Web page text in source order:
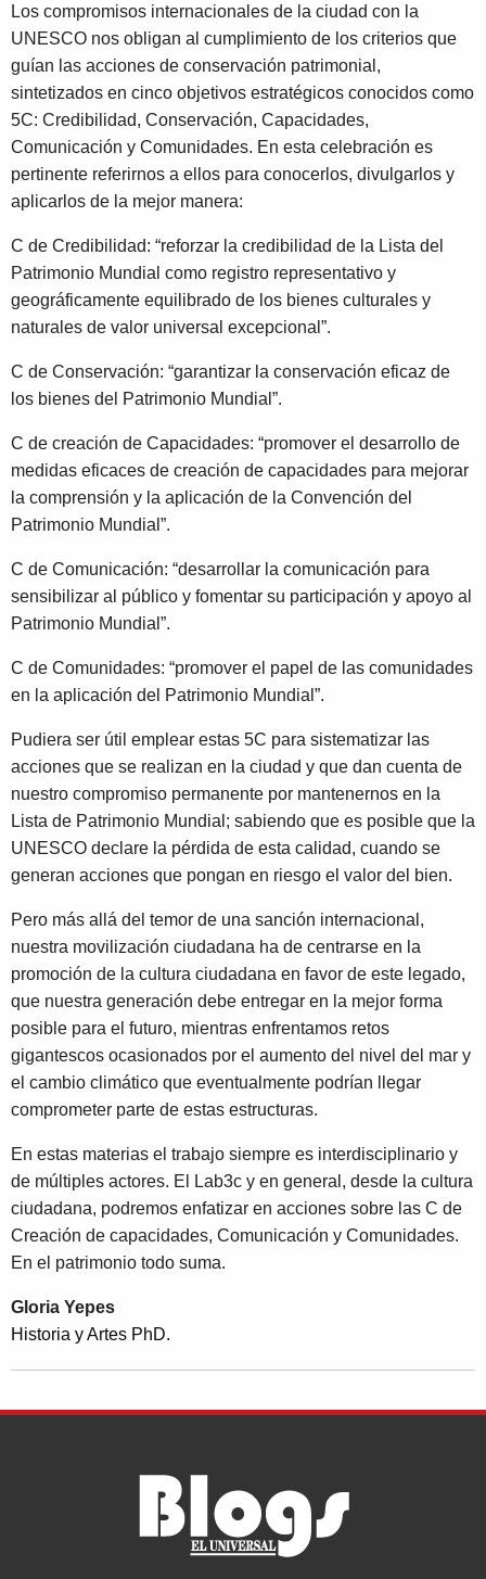
Los compromisos internacionales de la ciudad con la
UNESCO nos obligan al cumplimiento de los criterios que
guían las acciones de conservación patrimonial,
sintetizados en cinco objetivos estratégicos conocidos como
5C: Credibilidad, Conservación, Capacidades,
Comunicación y Comunidades. En esta celebración es
pertinente referirnos a ellos para conocerlos, divulgarlos y
aplicarlos de la mejor manera:
C de Credibilidad: “reforzar la credibilidad de la Lista del
Patrimonio Mundial como registro representativo y
geográficamente equilibrado de los bienes culturales y
naturales de valor universal excepcional”.
C de Conservación: “garantizar la conservación eficaz de
los bienes del Patrimonio Mundial”.
C de creación de Capacidades: “promover el desarrollo de
medidas eficaces de creación de capacidades para mejorar
la comprensión y la aplicación de la Convención del
Patrimonio Mundial”.
C de Comunicación: “desarrollar la comunicación para
sensibilizar al público y fomentar su participación y apoyo al
Patrimonio Mundial”.
C de Comunidades: “promover el papel de las comunidades
en la aplicación del Patrimonio Mundial”.
Pudiera ser útil emplear estas 5C para sistematizar las
acciones que se realizan en la ciudad y que dan cuenta de
nuestro compromiso permanente por mantenernos en la
Lista de Patrimonio Mundial; sabiendo que es posible que la
UNESCO declare la pérdida de esta calidad, cuando se
generan acciones que pongan en riesgo el valor del bien.
Pero más allá del temor de una sanción internacional,
nuestra movilización ciudadana ha de centrarse en la
promoción de la cultura ciudadana en favor de este legado,
que nuestra generación debe entregar en la mejor forma
posible para el futuro, mientras enfrentamos retos
gigantescos ocasionados por el aumento del nivel del mar y
el cambio climático que eventualmente podrían llegar
comprometer parte de estas estructuras.
En estas materias el trabajo siempre es interdisciplinario y
de múltiples actores. El Lab3c y en general, desde la cultura
ciudadana, podremos enfatizar en acciones sobre las C de
Creación de capacidades, Comunicación y Comunidades.
En el patrimonio todo suma.
Gloria Yepes
Historia y Artes PhD.